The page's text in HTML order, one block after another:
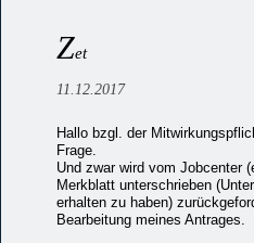
Zet
11.12.2017
Hallo bzgl. der
Frage.
Und zwar wird vom Jobcenter
Merkblatt unterschrieben
erhalten zu haben)
Bearbeitung meines Antrages.